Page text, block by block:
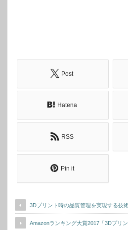
Post
Hatena
RSS
Pin it
3Dプリント時の品質管理を実現する技
Amazonランキング大賞2017「3Dプリン